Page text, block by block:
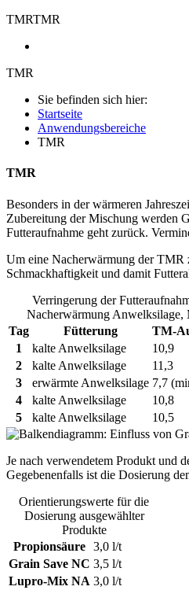
TMRTMR
TMR
Sie befinden sich hier:
Startseite
Anwendungsbereiche
TMR
TMR
Besonders in der wärmeren
Zubereitung der Mischung werden
Futteraufnahme geht zurück.
Um eine Nacherwärmung der TMR
Schmackhaftigkeit und damit
Verringerung der
Nacherwärmung Anwelksilage,
Tag
Fütterung
TM-
1
kalte Anwelksilage
10,9
2
kalte Anwelksilage
11,3
3
erwärmte Anwelksilage 7,7
4
kalte Anwelksilage
10,8
5
kalte Anwelksilage 10,5
Je nach verwendetem Produkt und
Gegebenenfalls ist die Dosierung
Orientierungswerte für die
Dosierung ausgewählter
Produkte
Propionsäure 3,0 l/t
Grain Save NC 3,5 l/t
Lupro-Mix NA 3,0 l/t